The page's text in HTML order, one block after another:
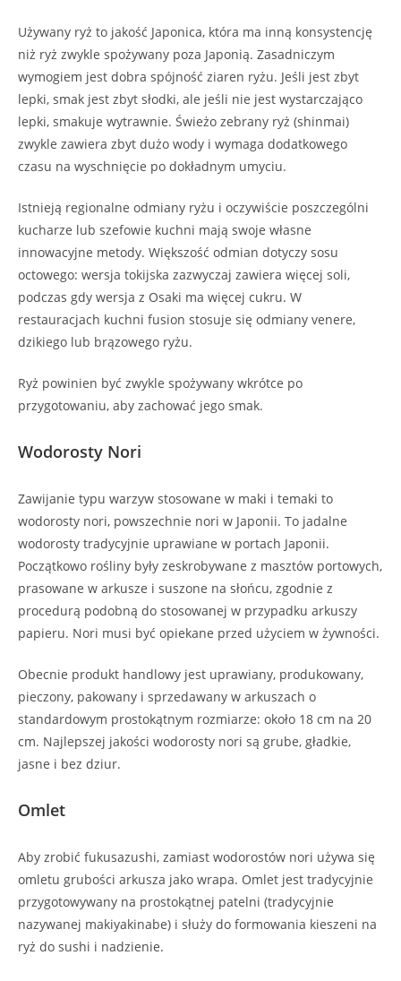
Używany ryż to jakość Japonica, która ma inną konsystencję
niż ryż zwykle spożywany poza Japonią. Zasadniczym
wymogiem jest dobra spójność ziaren ryżu. Jeśli jest zbyt
lepki, smak jest zbyt słodki, ale jeśli nie jest wystarczająco
lepki, smakuje wytrawnie. Świeżo zebrany ryż (shinmai)
zwykle zawiera zbyt dużo wody i wymaga dodatkowego
czasu na wyschnięcie po dokładnym umyciu.
Istnieją regionalne odmiany ryżu i oczywiście poszczególni
kucharze lub szefowie kuchni mają swoje własne
innowacyjne metody. Większość odmian dotyczy sosu
octowego: wersja tokijska zazwyczaj zawiera więcej soli,
podczas gdy wersja z Osaki ma więcej cukru. W
restauracjach kuchni fusion stosuje się odmiany venere,
dzikiego lub brązowego ryżu.
Ryż powinien być zwykle spożywany wkrótce po
przygotowaniu, aby zachować jego smak.
Wodorosty Nori
Zawijanie typu warzyw stosowane w maki i temaki to
wodorosty nori, powszechnie nori w Japonii. To jadalne
wodorosty tradycyjnie uprawiane w portach Japonii.
Początkowo rośliny były zeskrobywane z masztów portowych,
prasowane w arkusze i suszone na słońcu, zgodnie z
procedurą podobną do stosowanej w przypadku arkuszy
papieru. Nori musi być opiekane przed użyciem w żywności.
Obecnie produkt handlowy jest uprawiany, produkowany,
pieczony, pakowany i sprzedawany w arkuszach o
standardowym prostokątnym rozmiarze: około 18 cm na 20
cm. Najlepszej jakości wodorosty nori są grube, gładkie,
jasne i bez dziur.
Omlet
Aby zrobić fukusazushi, zamiast wodorostów nori używa się
omletu grubości arkusza jako wrapa. Omlet jest tradycyjnie
przygotowywany na prostokątnej patelni (tradycyjnie
nazywanej makiyakinabe) i służy do formowania kieszeni na
ryż do sushi i nadzienie.